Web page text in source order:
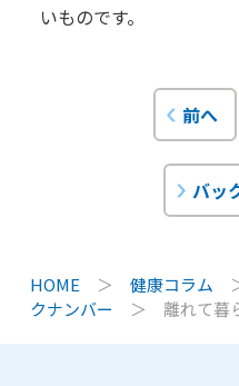
いものです。
前へ
バッ
HOME ＞ 健康コラム
クナンバー ＞ 離れて暮